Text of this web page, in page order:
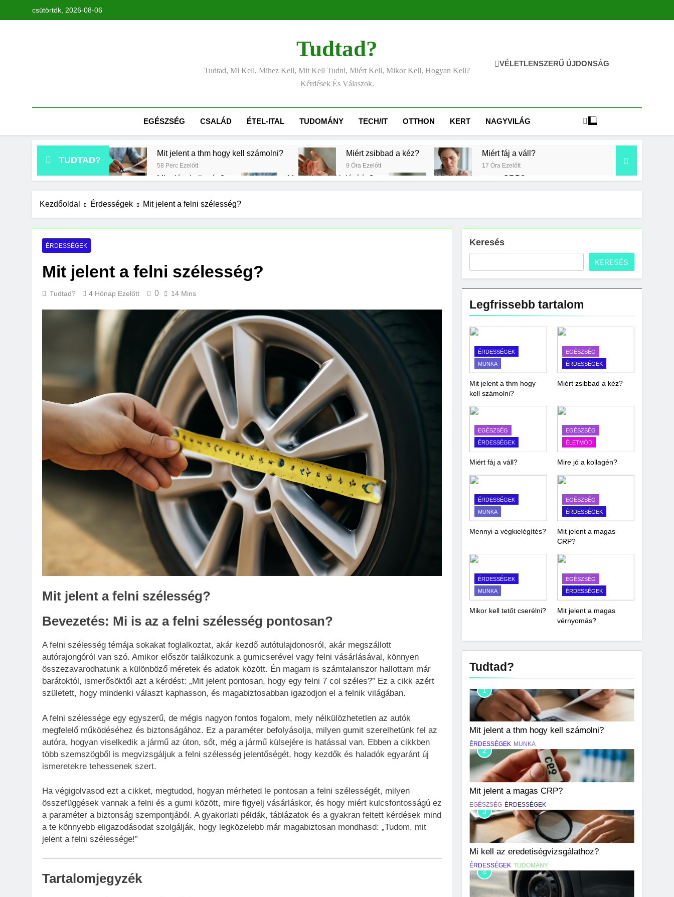
csütörtök, 2026-08-06
Tudtad?
Tudtad, Mi Kell, Mihez Kell, Mit Kell Tudni, Miért Kell, Mikor Kell, Hogyan Kell?
Kérdések És Válaszok.
VÉLETLENSZERŰ ÚJDONSÁG
EGÉSZSÉG CSALÁD ÉTEL-ITAL TUDOMÁNY TECH/IT OTTHON KERT NAGYVILÁG
TUDTAD?
Mit jelent a thm hogy kell számolni?
58 Perc Ezelőtt
Miért zsibbad a kéz?
9 Óra Ezelőtt
Miért fáj a váll?
17 Óra Ezelőtt
Mire jó a kollagén? Mennyi a végkielégítés? Mit jelent a magas CRP?
Mikor kell tetőt cserélni?
Mennyi a táppénz?
Kezdőoldal Érdességek Mit jelent a felni szélesség?
ÉRDESSÉGEK
Mit jelent a felni szélesség?
Tudtad? 4 Hónap Ezelőtt 0 14 Mins
Mit jelent a felni szélesség?
Bevezetés: Mi is az a felni szélesség pontosan?
A felni szélesség témája sokakat foglalkoztat, akár kezdő autótulajdonosról, akár megszállott
autórajongóról van szó. Amikor először találkozunk a gumicserével vagy felni vásárlásával, könnyen
összezavarodhatunk a különböző méretek és adatok között. Én magam is számtalanszor hallottam már
barátoktól, ismerősöktől azt a kérdést: „Mit jelent pontosan, hogy egy felni 7 col széles?” Ez a cikk azért
született, hogy mindenki választ kaphasson, és magabiztosabban igazodjon el a felnik világában.
A felni szélessége egy egyszerű, de mégis nagyon fontos fogalom, mely nélkülözhetetlen az autók
megfelelő működéséhez és biztonságához. Ez a paraméter befolyásolja, milyen gumit szerelhetünk fel az
autóra, hogyan viselkedik a jármű az úton, sőt, még a jármű külsejére is hatással van. Ebben a cikkben
több szemszögből is megvizsgáljuk a felni szélesség jelentőségét, hogy kezdők és haladók egyaránt új
ismeretekre tehessenek szert.
Ha végigolvasod ezt a cikket, megtudod, hogyan mérheted le pontosan a felni szélességét, milyen
összefüggések vannak a felni és a gumi között, mire figyelj vásárláskor, és hogy miért kulcsfontosságú ez
a paraméter a biztonság szempontjából. A gyakorlati példák, táblázatok és a gyakran feltett kérdések mind
a te könnyebb eligazodásodat szolgálják, hogy legközelebb már magabiztosan mondhasd: „Tudom, mit
jelent a felni szélessége!”
Tartalomjegyzék
Keresés
KERESÉS
Legfrissebb tartalom
ÉRDESSÉGEK
MUNKA
Mit jelent a thm hogy
kell számolni?
EGÉSZSÉG
ÉRDESSÉGEK
Miért zsibbad a kéz?
EGÉSZSÉG
ÉRDESSÉGEK
Miért fáj a váll?
EGÉSZSÉG
ÉLETMÓD
Mire jó a kollagén?
ÉRDESSÉGEK
MUNKA
Mennyi a végkielégítés?
EGÉSZSÉG
ÉRDESSÉGEK
Mit jelent a magas
CRP?
ÉRDESSÉGEK
MUNKA
Mikor kell tetőt cserélni?
EGÉSZSÉG
ÉRDESSÉGEK
Mit jelent a magas
vérnyomás?
Tudtad?
1
Mit jelent a thm hogy kell számolni?
ÉRDESSÉGEK MUNKA
2
Mit jelent a magas CRP?
EGÉSZSÉG ÉRDESSÉGEK
3
Mi kell az eredetiségvizsgálathoz?
ÉRDESSÉGEK TUDOMÁNY
4